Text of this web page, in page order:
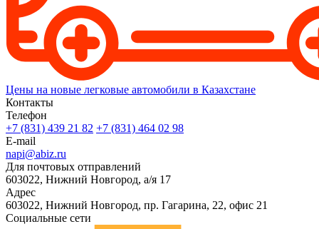
Цены на новые легковые автомобили в Казахстане
Контакты
Телефон
+7 (831) 439 21 82 +7 (831) 464 02 98
E-mail
napi@abiz.ru
Для почтовых отправлений
603022, Нижний Новгород, а/я 17
Адрес
603022, Нижний Новгород, пр. Гагарина, 22, офис 21
Социальные сети